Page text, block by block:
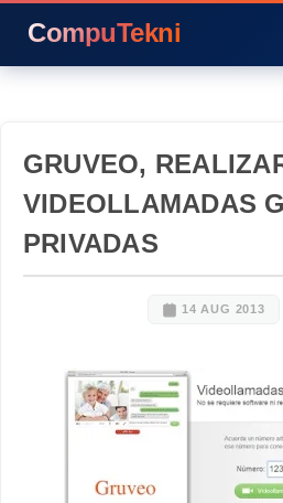
CompuTekni
GRUVEO,
VIDEOLLAMADAS
PRIVADAS
14 AUG 2013